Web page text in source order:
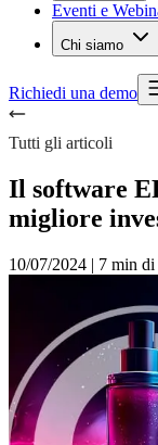
Eventi e
Chi siamo
Richiedi una demo
Tutti gli articoli
Il software
migliore
10/07/2024 | 7 min di